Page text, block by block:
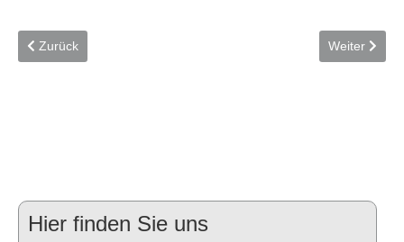
Vorheriger Beitrag: Vermietung
Zurück Nächster
Weiter
Hier finden Sie uns